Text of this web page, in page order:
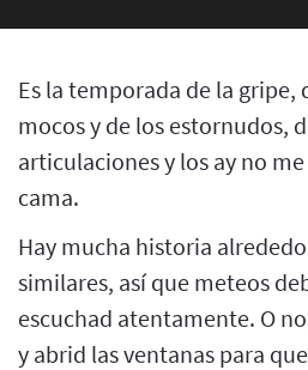
Es la temporada de la gripe,
mocos y de los estornudos,
articulaciones y los ay no
cama.
Hay mucha historia
similares, así que meteos
escuchad atentamente. O
y abrid las ventanas para